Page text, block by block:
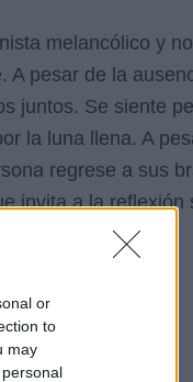
or
to
may
melancólico y
A pesar de la
juntos. Se siente
la luna llena. A
regrese a sus
invita a la reflexión